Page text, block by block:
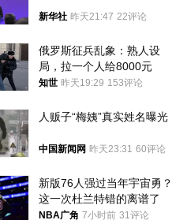
新华社 昨天21:47 22评论
俄罗斯征兵乱象：熟人设
局，拉一个人给8000元
知世 昨天19:29 153评论
人贩子“梅姨”真实姓名曝光
中国新闻网 昨天23:31 60评论
新版76人强过当年宇宙勇？
这一次杜兰特错的离谱了
NBA广角 7小时前 31评论